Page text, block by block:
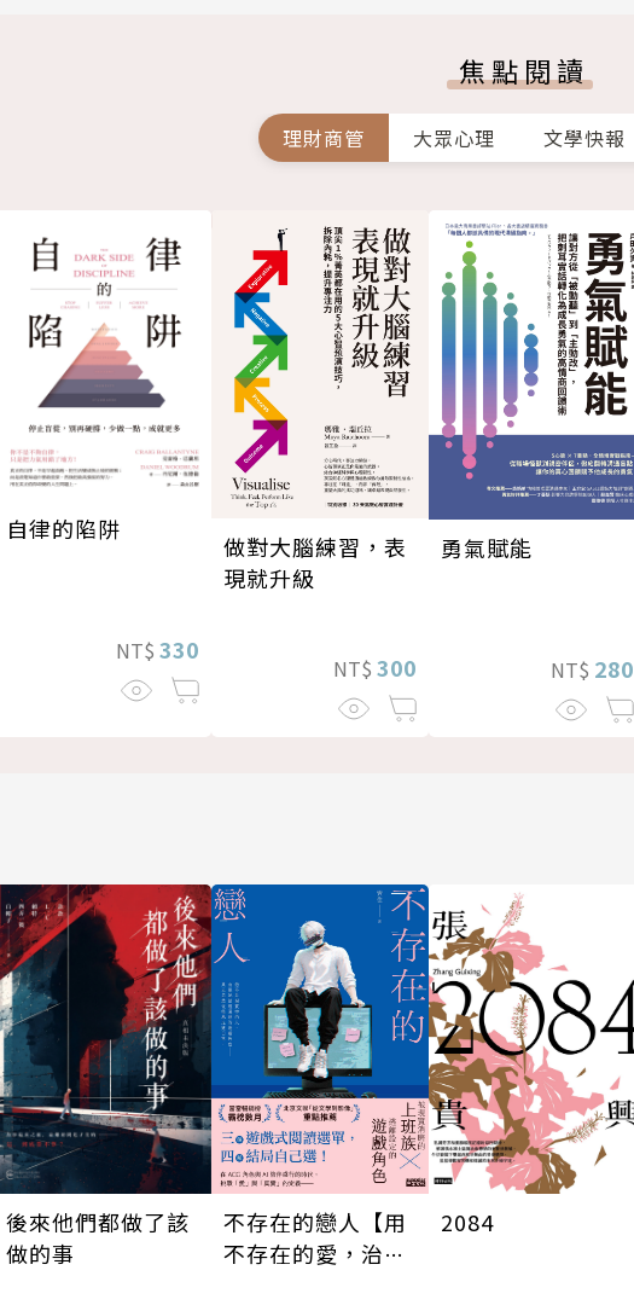
焦點閱讀
理財商管 大眾心理 文學快報
自律的陷阱
NT$ 330
做對大腦練習，表
現就升級
NT$ 300
勇氣賦能
NT$ 280
後來他們都做了該
做的事
不存在的戀人【用
不存在的愛，治癒
2084